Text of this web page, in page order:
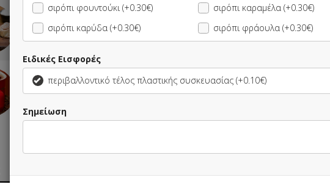
1 Καφές επιλογής + 1
Νερό 500ml Μόνο
0.30€
1 Ρόφημα Σοκολάτας
500ml
1 Nes ή Frappe + 1
Νερό 500ml Μόνο
0.20€
σιρόπι φουντούκι (+0.30€)
σιρόπι καρύδα (+0.30€)
σιρόπι καραμέλα (+0.30€)
σιρόπι φράουλα (+0.30€)
Ειδικές Εισφορές
περιβαλλοντικό τέλος πλαστικής συσκευασίας (+0.10€)
Σημείωση